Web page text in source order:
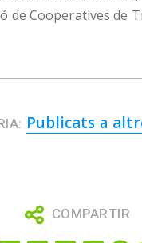
de Cooperatives de
Publicats a
COMPARTIR